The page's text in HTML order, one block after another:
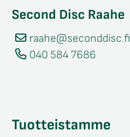
Second Disc Raahe
raahe@seconddisc.fi
040 584 7686
Tuotteistamme